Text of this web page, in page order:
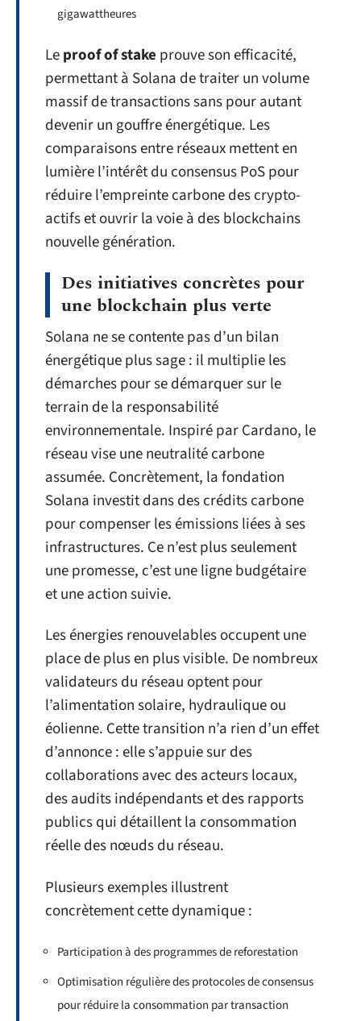
gigawattheures
Leproof of stake prouve son efficacité,
permettant à Solana de traiter un volume
massif de transactions sans pour autant
devenir un gouffre énergétique. Les
comparaisons entre réseaux mettent en
lumière l’intérêt du consensus PoS pour
réduire l’empreinte carbone des crypto-
actifs et ouvrir la voie à des blockchains
nouvelle génération.
Des initiatives concrètes pour
une blockchain plus verte
Solana ne se contente pas d’un bilan
énergétique plus sage : il multiplie les
démarches pour se démarquer sur le
terrain de la responsabilité
environnementale. Inspiré par Cardano, le
réseau vise une neutralité carbone
assumée. Concrètement, la fondation
Solana investit dans des crédits carbone
pour compenser les émissions liées à ses
infrastructures. Ce n’est plus seulement
une promesse, c’est une ligne budgétaire
et une action suivie.
Les énergies renouvelables occupent une
place de plus en plus visible. De nombreux
validateurs du réseau optent pour
l’alimentation solaire, hydraulique ou
éolienne. Cette transition n’a rien d’un effet
d’annonce : elle s’appuie sur des
collaborations avec des acteurs locaux,
des audits indépendants et des rapports
publics qui détaillent la consommation
réelle des nœuds du réseau.
Plusieurs exemples illustrent
concrètement cette dynamique :
Participation à des programmes de reforestation
Optimisation régulière des protocoles de consensus
pour réduire la consommation par transaction